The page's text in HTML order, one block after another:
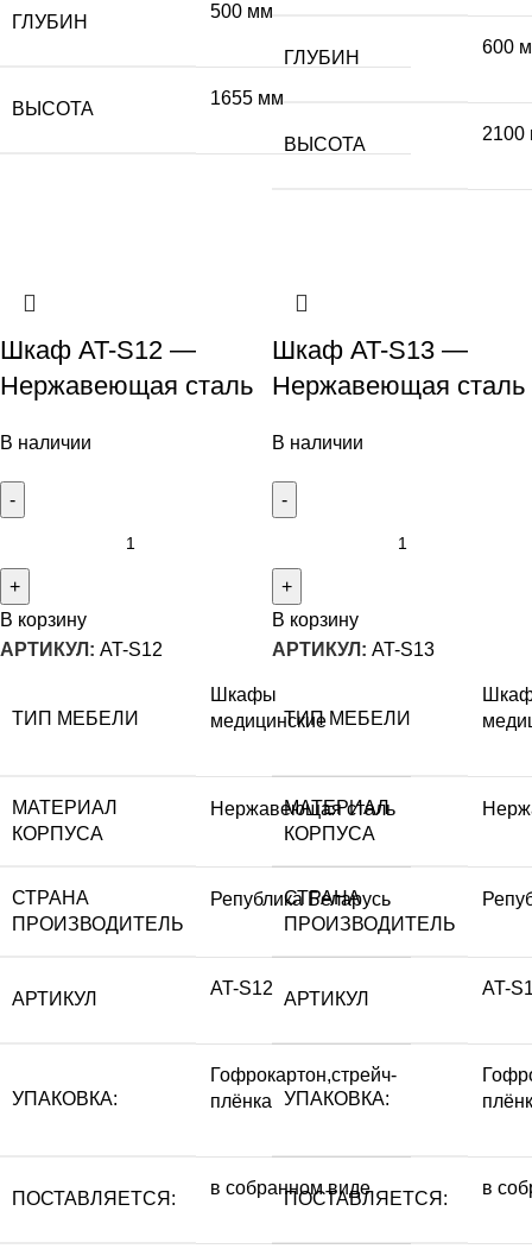
ГЛУБИН
500 мм
ВЫСОТА
1655 мм
ГЛУБИН
600
ВЫСОТА
2100
Шкаф AT-S12 —
Нержавеющая сталь
В наличии
В корзину
АРТИКУЛ: AT-S12
ТИП МЕБЕЛИ
Шкафы
медицинские
МАТЕРИАЛ
КОРПУСА
Нержавеющая сталь
СТРАНА
ПРОИЗВОДИТЕЛЬ
Република Беларусь
АРТИКУЛ
AT-S12
УПАКОВКА:
Гофрокартон,стрейч-
плёнка
ПОСТАВЛЯЕТСЯ:
в собранном виде
Шкаф AT-S13 —
Нержавеющая сталь
В наличии
В корзину
АРТИКУЛ: AT-S13
ТИП МЕБЕЛИ
МАТЕРИАЛ
КОРПУСА
СТРАНА
ПРОИЗВОДИТЕЛЬ
АРТИКУЛ
AT-
УПАКОВКА:
ПОСТАВЛЯЕТСЯ:
в